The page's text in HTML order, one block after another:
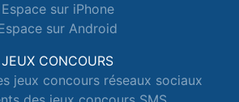
Espace sur iPhone
sur Android
JEUX CONCOURS
jeux concours réseaux sociaux